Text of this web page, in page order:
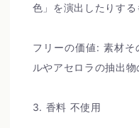
色」を演出したりする
フリーの価値: 素材
ルやアセロラの抽出物
3. 香料 不使用